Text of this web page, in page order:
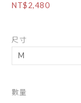
NT$2,480
尺寸
數量